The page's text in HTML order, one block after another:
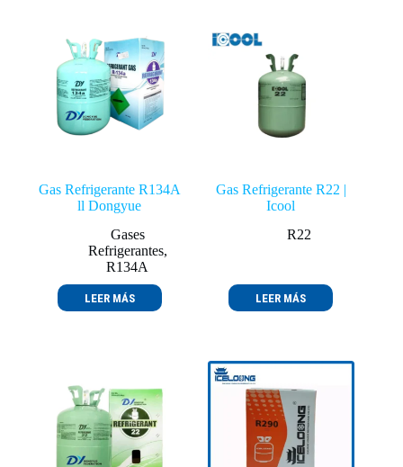
Gas Refrigerante R134A
ll Dongyue
Gases
Refrigerantes,
R134A
LEER MÁS
Gas Refrigerante R22 |
Icool
R22
LEER MÁS